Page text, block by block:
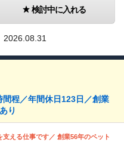
検討中に入れる
2026.08.31
程／年間休日123日／創業
り
支える仕事です／ 創業56年のペット